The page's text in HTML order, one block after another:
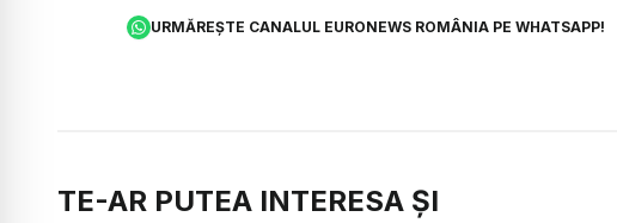
URMĂREȘTE CANALUL EURONEWS ROMÂNIA PE WHATSAPP!
TE-AR PUTEA INTERESA ȘI